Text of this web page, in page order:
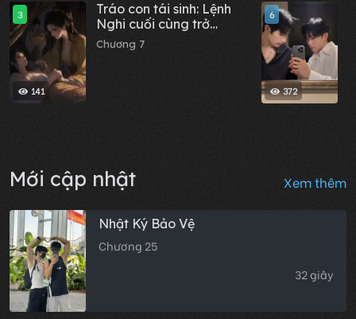
141
3
Tráo con tái sinh: Lệnh
Nghi cuối cùng trở
thành Thái tử phi
Chương 7
372
6
Mới cập nhật Xem thêm
Nhật Ký Bảo Vệ
Chương 25
32 giây